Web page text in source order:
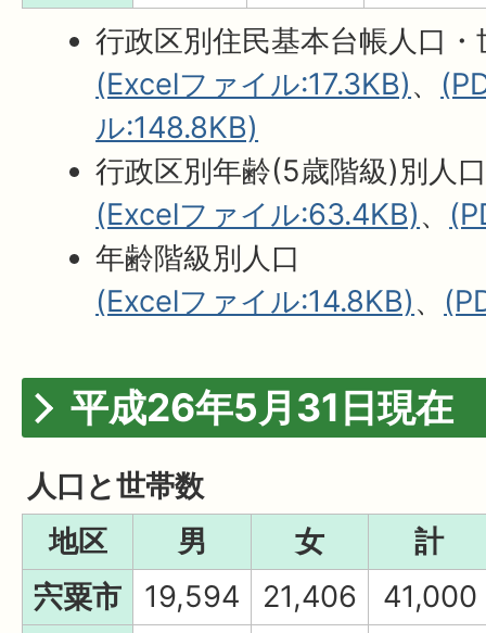
行政区別住民基本台帳人口・
(Excelファイル:17.3KB)、
ル:148.8KB)
行政区別年齢(5歳階級)別人
(Excelファイル:63.4KB)、
年齢階級別人口
(Excelファイル:14.8KB)、
平成26年5月31日現在
人口と世帯数
地区
男 女
計
宍粟市
19,594 21,406
41,000